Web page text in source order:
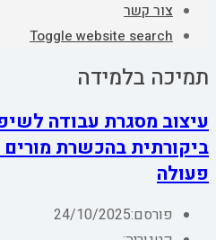
צור קשר
Toggle website search
תמיכה בלמידה
עיצוב מסגרת עבודה
ביקורתית בהכשרת
פעולה
פורסם:24/10/2025